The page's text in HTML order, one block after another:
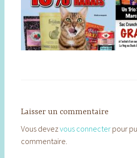
Laisser un commentaire
Vous devezvous connecterpour
commentaire.